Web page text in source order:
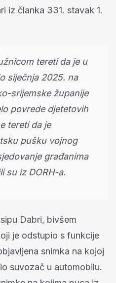
iz članka 331. stavak 1.
tereti da je u
siječnja 2025. na
srijemske županije
povrede djetetovih
tereti da je
pušku vojnog
građanima
su iz DORH-a.
Dabri, bivšem
je odstupio s funkcije
snimka na kojoj
suvozač u automobilu.